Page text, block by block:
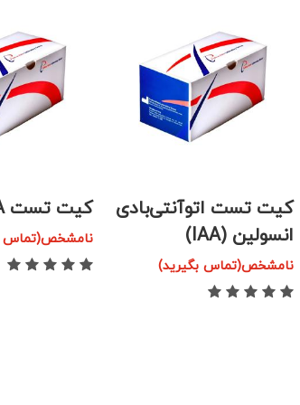
کیت تست ICA
نامشخص(تماس بگیرید)
کیت تست Zn T8A
نامشخص(تماس